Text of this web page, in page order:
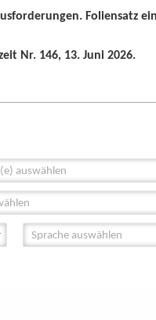
Foliensatz
Nr. 146, 13. Juni 2026.
auswählen